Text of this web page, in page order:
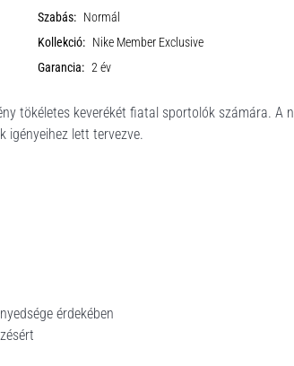
Szabás: Normál
Kollekció: Nike Member Exclusive
Garancia: 2 év
tökéletes keverékét fiatal sportolók számára. A
igényeihez lett tervezve.
érdekében